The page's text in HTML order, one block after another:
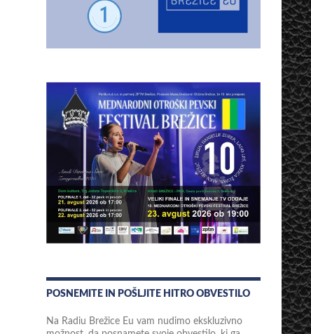
POSNEMITE IN POŠLJITE HITRO OBVESTILO
Na Radiu Brežice Eu vam nudimo ekskluzivno